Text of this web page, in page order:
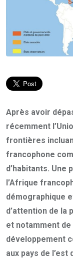
Après avoir
récemment
frontières
francophone
d’habitants.
l’Afrique
démographique
d’attention de la
et notamment
développement
aux pays de l’est